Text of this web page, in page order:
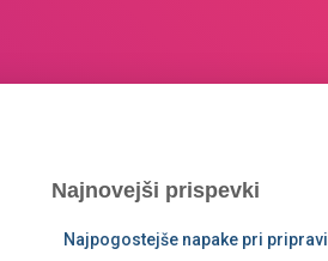
Najnovejši prispevki
Najpogostejše napake pri pripravi